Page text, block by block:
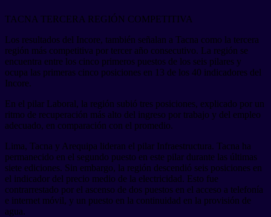
TACNA TERCERA REGIÓN COMPETITIVA
Los resultados del Incore, también señalan a Tacna como la tercera
región más competitiva por tercer año consecutivo. La región se
encuentra entre los cinco primeros puestos de los seis pilares y
ocupa las primeras cinco posiciones en 13 de los 40 indicadores del
Incore.
En el pilar Laboral, la región subió tres posiciones, explicado por un
ritmo de recuperación más alto del ingreso por trabajo y del empleo
adecuado, en comparación con el promedio.
Lima, Tacna y Arequipa lideran el pilar Infraestructura. Tacna ha
permanecido en el segundo puesto en este pilar durante las últimas
siete ediciones. Sin embargo, la región descendió seis posiciones en
el indicador del precio medio de la electricidad. Esto fue
contrarrestado por el ascenso de dos puestos en el acceso a telefonía
e internet móvil, y un puesto en la continuidad en la provisión de
agua.